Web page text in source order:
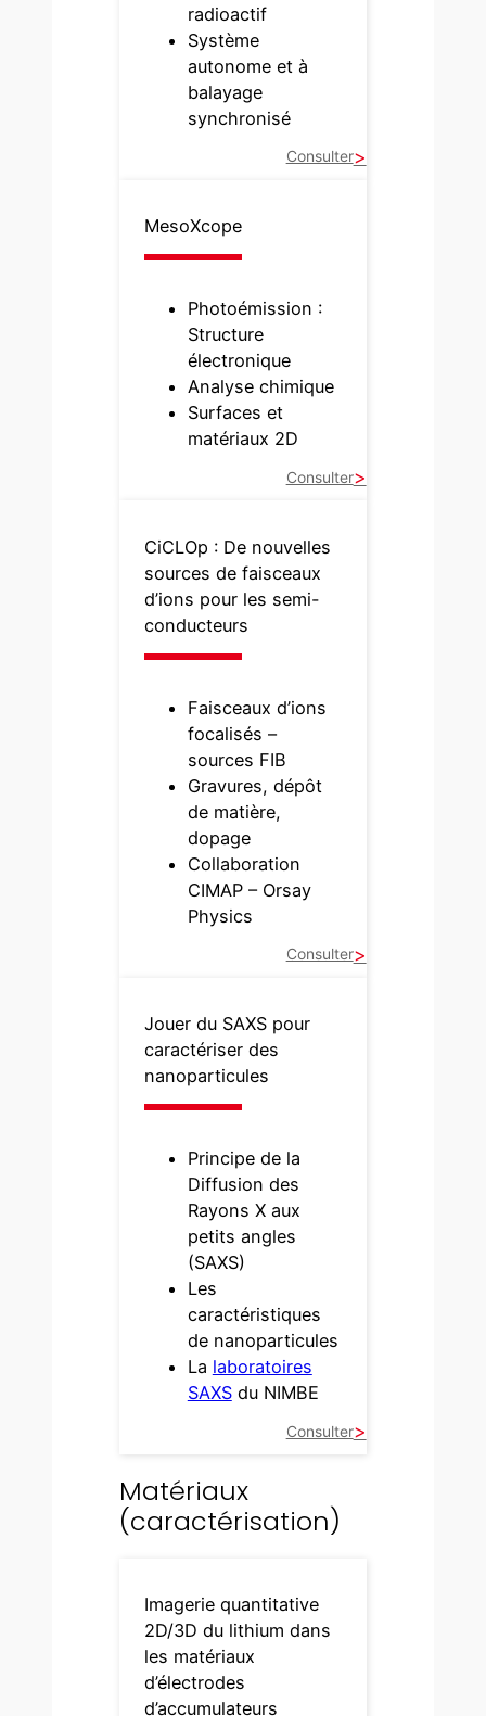
radioactif
Système
autonome et à
balayage
synchronisé
Consulter
MesoXcope
Photoémission :
Structure
électronique
Analyse chimique
Surfaces et
matériaux 2D
Consulter
CiCLOp : De nouvelles
sources de faisceaux
d’ions pour les semi-
conducteurs
Faisceaux d’ions
focalisés –
sources FIB
Gravures, dépôt
de matière,
dopage
Collaboration
CIMAP – Orsay
Physics
Consulter
Jouer du SAXS pour
caractériser des
nanoparticules
Principe de la
Diffusion des
Rayons X aux
petits angles
(SAXS)
Les
caractéristiques
de nanoparticules
La laboratoires
SAXSdu NIMBE
Consulter
Matériaux
(caractérisation)
Imagerie quantitative
2D/3D du lithium dans
les matériaux
d’électrodes
d’accumulateurs